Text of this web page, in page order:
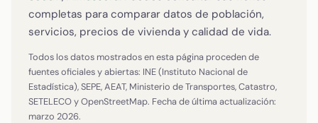
completas para comparar datos de población,
servicios, precios de vivienda y calidad de vida.
Todos los datos mostrados en esta página proceden de
fuentes oficiales y abiertas: INE (Instituto Nacional de
Estadística), SEPE, AEAT, Ministerio de Transportes, Catastro,
SETELECO y OpenStreetMap. Fecha de última actualización:
marzo 2026.